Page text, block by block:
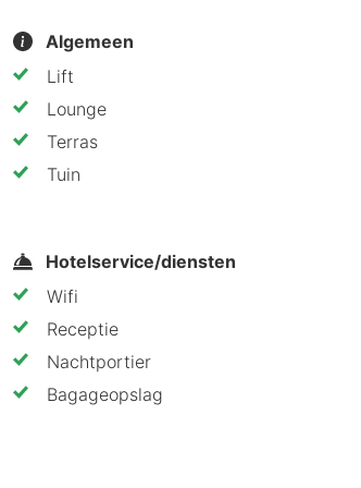
Algemeen
Lift
Lounge
Terras
Tuin
Hotelservice/diensten
Wifi
Receptie
Nachtportier
Bagageopslag